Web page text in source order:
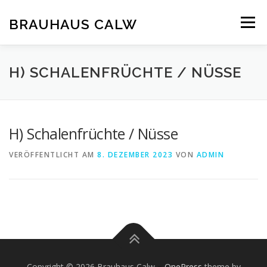
springen
BRAUHAUS CALW Menü
H) SCHALENFRÜCHTE / NÜSSE
H) Schalenfrüchte / Nüsse
VERÖFFENTLICHT AM 8. DEZEMBER 2023 VON ADMIN